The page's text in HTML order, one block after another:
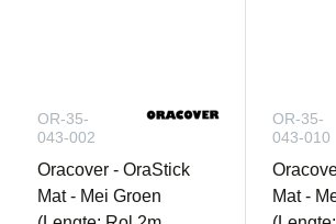
OR-35-
043-002
Oracover - OraStick
Mat - Mei Groen
OR-35-
043-010
Mat -